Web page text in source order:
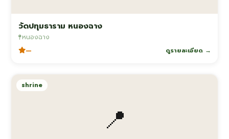
วัดปทุมธาราม หนองฉาง
หนองฉาง
— ดูรายละเอียด →
📍
shrine